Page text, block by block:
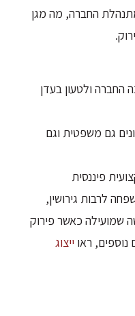
החברה, מה מגן
החברה ולטעון בעדן
גם משפטית וגם
פיננסית
לרבות גירושין,
שמועילה כאשר פירוק
נוספים, ראו ייצוג